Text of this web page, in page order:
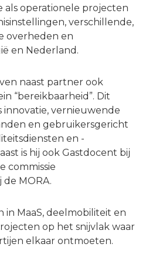
als operationele projecten
verschillende,
overheden en
en Nederland.
naast partner ook
“bereikbaarheid”. Dit
innovatie, vernieuwende
en gebruikersgericht
en -
is hij ook Gastdocent bij
commissie
MORA.
in MaaS, deelmobiliteit en
op het snijvlak waar
elkaar ontmoeten.